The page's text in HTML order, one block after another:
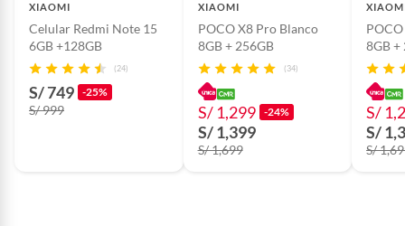
Autonomía 24 h
Proveedor de
servicio/compañía
Libre de fábrica
XIAOMI
Celular Redmi Note 15
6GB +128GB
(24)
S/ 749 -25%
S/ 999
XIAOMI
POCO X8 Pro Blanco
8GB + 256GB
(34)
S/ 1,299 -24%
S/ 1,399
S/ 1,699
8GB +
S/
S/
S/